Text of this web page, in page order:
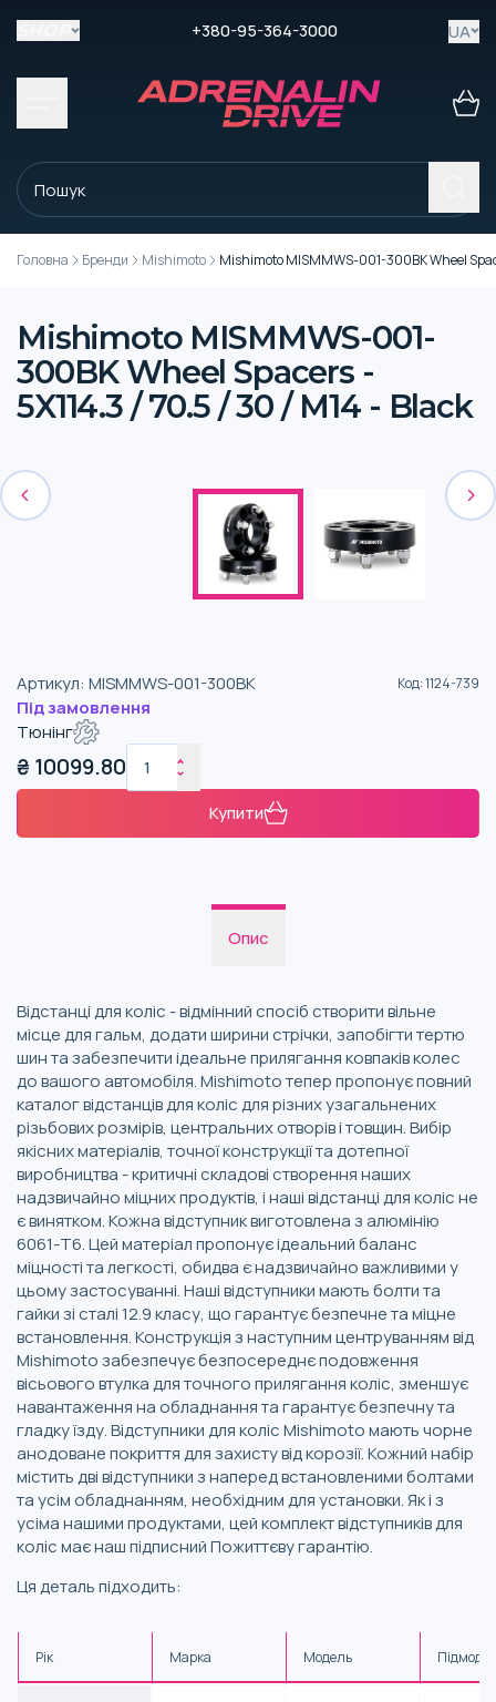
+380-95-364-3000 UA
Головна Бренди Mishimoto Mishimoto MISMMWS-001-300BK Wheel
Mishimoto MISMMWS-001-
300BK Wheel Spacers -
5X114.3 / 70.5 / 30 / M14 - Black
Артикул: MISMMWS-001-300BK Код:1124-739
Під замовлення
Тюнінг
₴ 10099.80
Купити
Опис
Відстанці для коліс - відмінний спосіб створити вільне
місце для гальм, додати ширини стрічки, запобігти тертю
шин та забезпечити ідеальне прилягання ковпаків колес
до вашого автомобіля. Mishimoto тепер пропонує повний
каталог відстанців для коліс для різних узагальнених
різьбових розмірів, центральних отворів і товщин. Вибір
якісних матеріалів, точної конструкції та дотепної
виробництва - критичні складові створення наших
надзвичайно міцних продуктів, і наші відстанці для коліс не
є винятком. Кожна відступник виготовлена з алюмінію
6061-T6. Цей матеріал пропонує ідеальний баланс
міцності та легкості, обидва є надзвичайно важливими у
цьому застосуванні. Наші відступники мають болти та
гайки зі сталі 12.9 класу, що гарантує безпечне та міцне
встановлення. Конструкція з наступним центруванням від
Mishimoto забезпечує безпосереднє подовження
вісьового втулка для точного прилягання коліс, зменшує
навантаження на обладнання та гарантує безпечну та
гладку їзду. Відступники для коліс Mishimoto мають чорне
анодоване покриття для захисту від корозії. Кожний набір
містить дві відступники з наперед встановленими болтами
та усім обладнанням, необхідним для установки. Як і з
усіма нашими продуктами, цей комплект відступників для
коліс має наш підписний Пожиттєву гарантію.
Ця деталь підходить:
Рік Марка Модель